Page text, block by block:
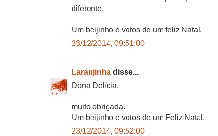
diferente.
Um beijinho e votos de um feliz Natal.
23/12/2014, 09:51:00
Laranjinha disse...
Dona Delícia,
muito obrigada.
Um beijinho e votos de um Feliz Natal.
23/12/2014, 09:52:00